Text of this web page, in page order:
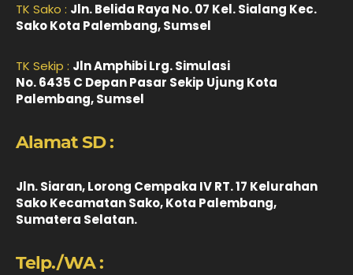
TK Sako : Jln. Belida Raya No. 07 Kel. Sialang Kec.
Sako Kota Palembang, Sumsel
TK Sekip : Jln Amphibi Lrg. Simulasi
No. 6435 C Depan Pasar Sekip Ujung Kota
Palembang, Sumsel
Alamat SD :
Jln. Siaran, Lorong Cempaka IV RT. 17 Kelurahan
Sako Kecamatan Sako, Kota Palembang,
Sumatera Selatan.
Telp./WA :